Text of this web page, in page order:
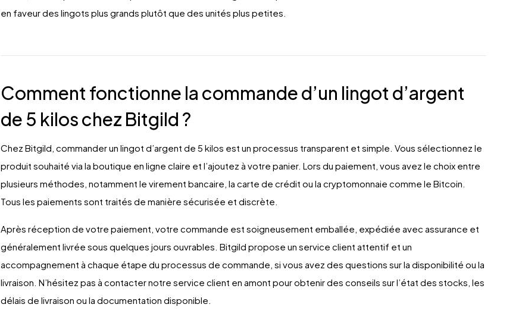
en faveur des lingots plus grands plutôt que des unités plus petites.
Comment fonctionne la commande d’un lingot d’argent
de 5 kilos chez Bitgild ?
Chez Bitgild, commander un lingot d’argent de 5 kilos est un processus transparent et simple. Vous sélectionnez le
produit souhaité via la boutique en ligne claire et l’ajoutez à votre panier. Lors du paiement, vous avez le choix entre
plusieurs méthodes, notamment le virement bancaire, la carte de crédit ou la cryptomonnaie comme le Bitcoin.
Tous les paiements sont traités de manière sécurisée et discrète.
Après réception de votre paiement, votre commande est soigneusement emballée, expédiée avec assurance et
généralement livrée sous quelques jours ouvrables. Bitgild propose un service client attentif et un
accompagnement à chaque étape du processus de commande, si vous avez des questions sur la disponibilité ou la
livraison. N’hésitez pas à contacter notre service client en amont pour obtenir des conseils sur l’état des stocks, les
délais de livraison ou la documentation disponible.